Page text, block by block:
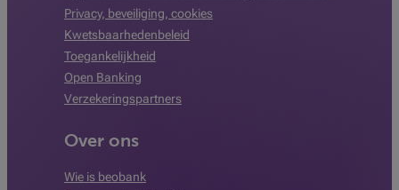
Privacy, beveiliging, cookies
Kwetsbaarhedenbeleid
Toegankelijkheid
Open Banking
Verzekeringspartners
Over ons
Wie is beobank